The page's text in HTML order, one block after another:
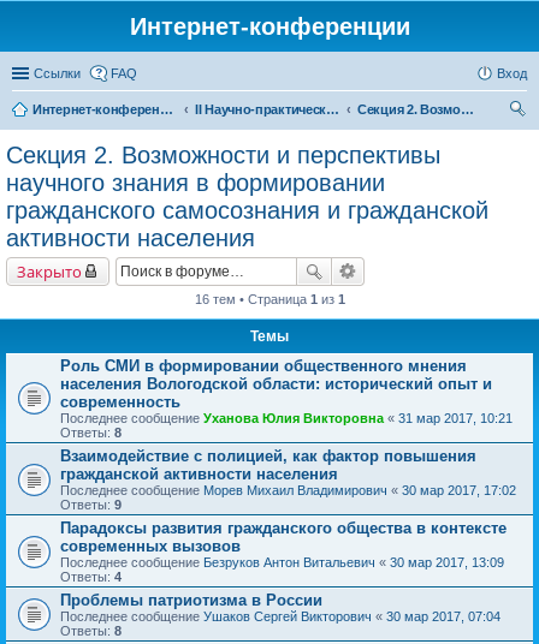
Интернет-конференции
Ссылки FAQ Вход
Интернет-конференции II Научно-практическая интернет-конференция «Глобальные вызовы и региональное развитие в зеркале социологических измерений» Актуальные проблемы российского общества в контексте новых вызовов современности
Секция 2. Возможности и перспективы научного знания в формировании гражданского самосознания и гражданской активности населения
Секция 2. Возможности и перспективы
научного знания в формировании
гражданского самосознания и гражданской
активности населения
Закрыто
16 тем • Страница 1 из 1
Темы
Роль СМИ в формировании общественного мнения
населения Вологодской области: исторический опыт и
современность
Последнее сообщение Уханова Юлия Викторовна « 31 мар 2017, 10:21
Ответы: 8
Взаимодействие с полицией, как фактор повышения
гражданской активности населения
Последнее сообщение Морев Михаил Владимирович « 30 мар 2017, 17:02
Ответы: 9
Парадоксы развития гражданского общества в контексте
современных вызовов
Последнее сообщение Безруков Антон Витальевич « 30 мар 2017, 13:09
Ответы: 4
Проблемы патриотизма в России
Последнее сообщение Ушаков Сергей Викторович « 30 мар 2017, 07:04
Ответы: 8